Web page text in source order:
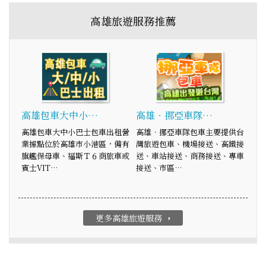
高雄旅遊服務推薦
高雄包車大中小…
高雄包車大中小巴士包車出租營
業據點位於高雄市小港區，備有
旗艦保母車、福斯Ｔ６商旅車或
賓士VIT…
高雄‧挪亞車隊…
高雄‧挪亞車隊包車主要提供台
灣旅遊包車、機場接送、高鐵接
送、車站接送、商務接送、專車
接送、市區…
更多高雄旅遊服務 arrow_right